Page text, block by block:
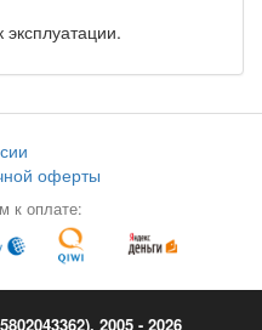
оферты
к оплате:
2005 - 2026